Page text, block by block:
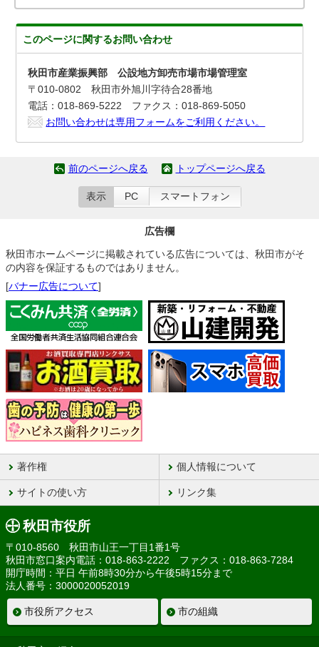
このページに関するお問い合わせ
秋田市産業振興部 公設地方卸売市場市場管理室
〒010-0802 秋田市外旭川字待合28番地
電話：018-869-5222 ファクス：018-869-5050
お問い合わせは専用フォームをご利用ください。
前のページへ戻る トップページへ戻る
表示 PC スマートフォン
広告欄
秋田市ホームページに掲載されている広告については、秋田市がそ
の内容を保証するものではありません。
[バナー広告について]
著作権 個人情報について
サイトの使い方 リンク集
秋田市役所
〒010-8560 秋田市山王一丁目1番1号
秋田市窓口案内電話：018-863-2222 ファクス：018-863-7284
開庁時間：平日 午前8時30分から午後5時15分まで
法人番号：3000020052019
市役所アクセス 市の組織